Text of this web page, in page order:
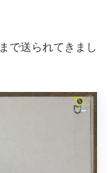
で送られてきまし